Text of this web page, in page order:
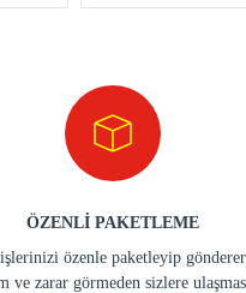
ÖZENLİ PAKETLEME
özenle paketleyip
ve zarar görmeden sizlere